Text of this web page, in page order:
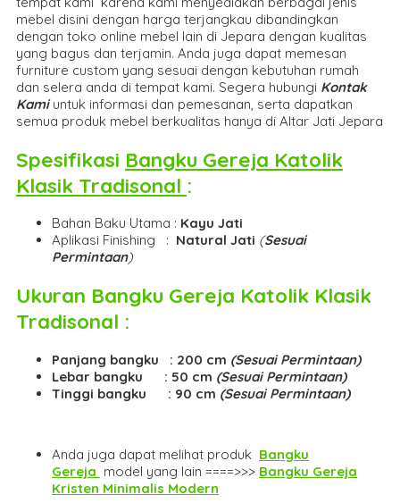
mebel disini dengan harga terjangkau dibandingkan
dengan toko online mebel lain di Jepara dengan kualitas
yang bagus dan terjamin. Anda juga dapat memesan
furniture custom yang sesuai dengan kebutuhan rumah
dan selera anda di tempat kami. Segera hubungi Kontak
Kamiuntuk informasi dan pemesanan, serta dapatkan
semua produk mebel berkualitas hanya di Altar Jati Jepara
Spesifikasi Bangku Gereja Katolik
Klasik Tradisonal :
Bahan Baku Utama : Kayu Jati
Aplikasi Finishing : Natural Jati (Sesuai
Permintaan)
Ukuran Bangku Gereja Katolik Klasik
Tradisonal :
Panjang bangku : 200 cm (Sesuai Permintaan)
Lebar bangku : 50 cm (Sesuai Permintaan)
Tinggi bangku : 90 cm (Sesuai Permintaan)
Anda juga dapat melihat produk Bangku
Gereja model yang lain ====>>> Bangku Gereja
Kristen Minimalis Modern